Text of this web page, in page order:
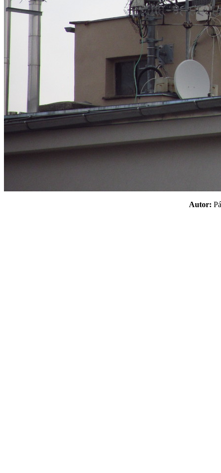
Autor: